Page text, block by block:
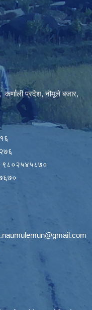
कर्णाली प्रदेश, नौमूले बजार,
९८०२५४५८७०